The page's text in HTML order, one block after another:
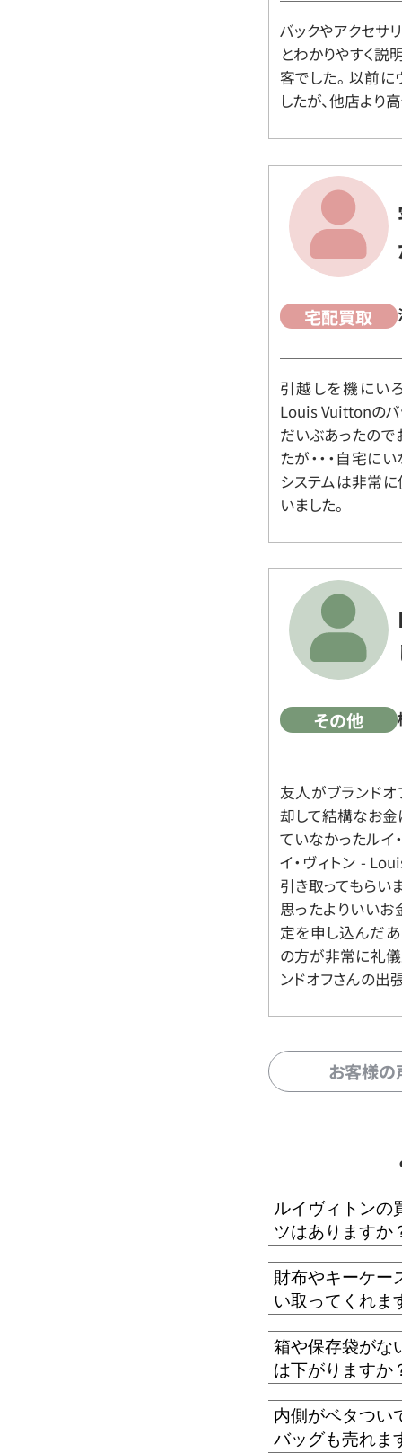
バックやアクセサ
とわかりやすく説
客でした。 以前
したが、他店より
宅配買取
引越しを機にい
Louis Vuittonのバ
だいぶあったので
たが・・・自宅に
システムは非常に
いました。
その他
友人がブランド
却して結構なお金
ていなかったルイ
イ・ヴィトン -
引き取ってもらい
思ったよりいいお
定を申し込んだ
の方が非常に礼儀
ンドオフさんの出
お客様
ルイヴィトンの
ツはありますか
財布やキーケー
い取ってくれま
箱や保存袋がな
は下がりますか
内側がベタつい
バッグも売れま